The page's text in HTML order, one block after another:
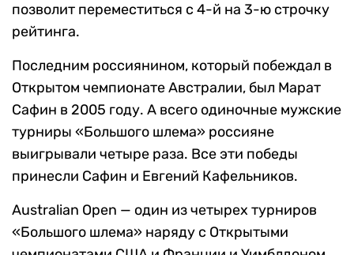
позволит переместиться с 4-й на 3-ю строчку
рейтинга.
Последним россиянином, который побеждал в
Открытом чемпионате Австралии, был Марат
Сафин в 2005 году. А всего одиночные мужские
турниры «Большого шлема» россияне
выигрывали четыре раза. Все эти победы
принесли Сафин и Евгений Кафельников.
Australian Open — один из четырех турниров
«Большого шлема» наряду с Открытыми